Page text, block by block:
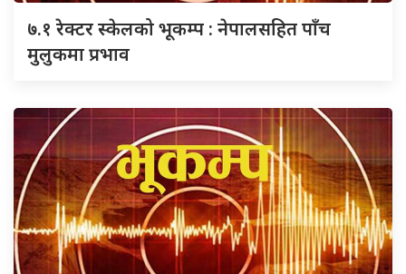
७.१ रेक्टर स्केलको भूकम्प : नेपालसहित पाँच
मुलुकमा प्रभाव